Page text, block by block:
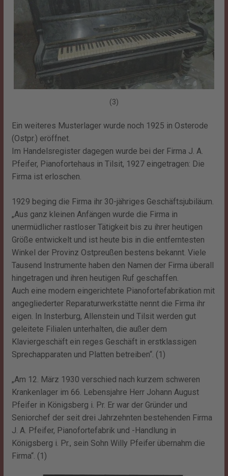
(3)
Ein weiteres Musterlager wurde noch 1925 in Osterode
(Ostpr.) eröffnet.
Im Handelsregister dagegen wurde bei der Firma J. A.
Pfeifer, Pianofortehaus in Tilsit, 1927 eingetragen: Die
Firma ist erloschen.
1929 beging die Firma ihr 30-jähriges Geschäftsjubiläum.
„Aus ganz kleinen Anfängen wurde die Firma in
unermüdlicher rastloser Tätigkeit bis zu ihrer heutigen
Größe entwickelt und ist heute bis in die entferntesten
Winkel der Provinz Ostpreußen bestens bekannt. Viele
Tausend Instrumente haben den Namen der Firma überall
hingetragen und ihren heutigen Ruf geschaffen.
Auch eine modern eingerichtete Pianofortefabrikation mit
angegliederter Reparaturwerkstätte nennt die Firma ihr
eigen. In Insterburg, Allenstein und Tilsit werden gut
geleitete Filialen unterhalten, die außer dem
Klaviergeschäft ein reges Geschäft in erstklassigen
Sprechapparaten und Platten betreiben“. (1)
„Am 12. März 1930 verschied nach kurzem schweren
Krankenlager im 66. Lebensjahre Herr Johann August
Pfeifer in Königsberg i. Pr. Er war der Gründer und
Seniorchef der seit drei Jahrzehnten bestehenden Firma
J. A. Pfeifer, Pianofortefabrik und -Handlung in
Königsberg i. Pr., sein Sohn Willy Pfeifer übernahm die
Firma“. (1)